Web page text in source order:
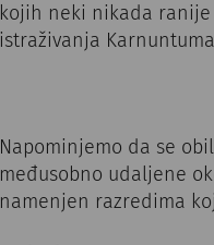
kojih neki nikada
istraživanja
Napominjemo da se
međusobno udaljene
namenjen razredima